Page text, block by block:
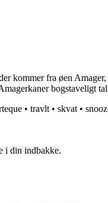
kommer fra øen
bogstaveligt
• travlt • skvat •
i din indbakke.